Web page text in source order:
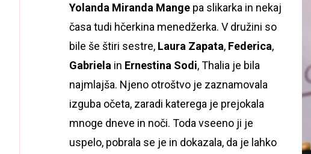
Yolanda Miranda Mange pa slikarka in nekaj
časa tudi hčerkina menedžerka. V družini so
bile še štiri sestre, Laura Zapata, Federica,
Gabriela in Ernestina Sodi, Thalia je bila
najmlajša. Njeno otroštvo je zaznamovala
izguba očeta, zaradi katerega je prejokala
mnoge dneve in noči. Toda vseeno ji je
uspelo, pobrala se je in dokazala, da je lahko